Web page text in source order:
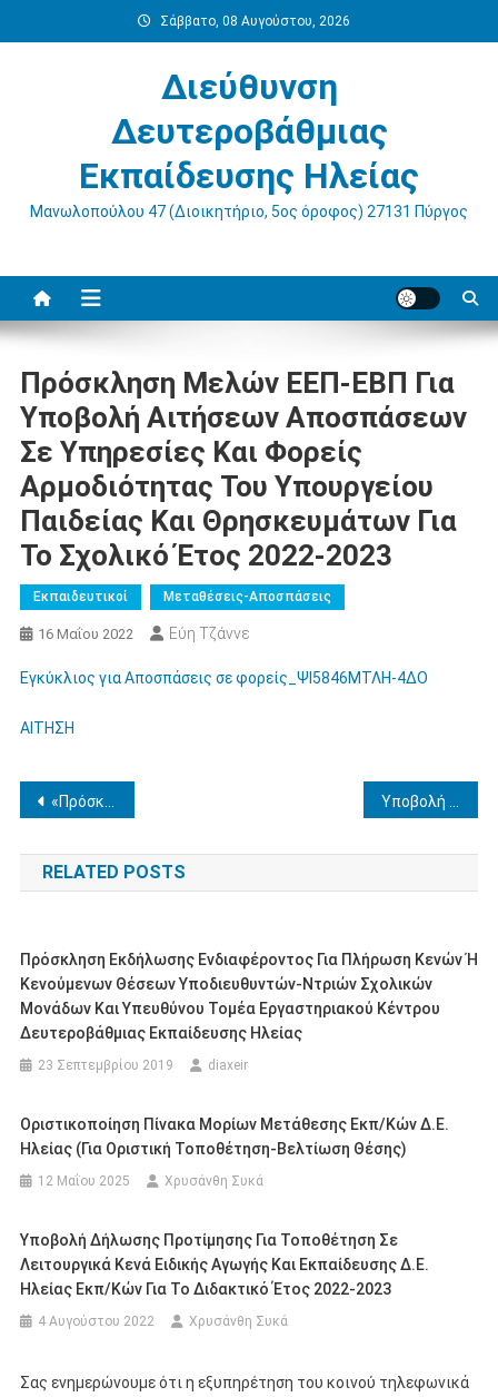
στο
Σάββατο, 08 Αυγούστου, 2026
Διεύθυνση
Δευτεροβάθμιας
Εκπαίδευσης Ηλείας
Μανωλοπούλου 47 (Διοικητήριο, 5ος όροφος) 27131 Πύργος
Πρόσκληση Μελών ΕΕΠ-ΕΒΠ Για
Υποβολή Αιτήσεων Αποσπάσεων
Σε Υπηρεσίες Και Φορείς
Αρμοδιότητας Του Υπουργείου
Παιδείας Και Θρησκευμάτων Για
Το Σχολικό Έτος 2022-2023
Εκπαιδευτικοί Μεταθέσεις-Αποσπάσεις
16 Μαΐου 2022 Εύη Τζάννε
Εγκύκλιος για Αποσπάσεις σε φορείς_ΨΙ5846ΜΤΛΗ-4ΔΟ
ΑΙΤΗΣΗ
Πλοήγηση
άρθρων
«Πρόσκληση εκδήλωσης ενδιαφέροντος για την απόσπαση τριών (3) εκπ/κών κλ. ΠΕ78, στο Γραφείο Νομικής Υποστήριξης της Αυτοτελούς Διεύθυνσης Διοικητικής, Οικονομικής και Παιδαγωγικής Υποστήριξης της Περιφερειακής Δ/νσης Α/θμιας και Β/θμιας Εκπ/σης Ιονίων Νήσων
RELATED POSTS
Πρόσκληση Εκδήλωσης Ενδιαφέροντος Για Πλήρωση Κενών Ή
Κενούμενων Θέσεων Υποδιευθυντών-Ντριών Σχολικών
Μονάδων Και Υπευθύνου Τομέα Εργαστηριακού Κέντρου
Δευτεροβάθμιας Εκπαίδευσης Ηλείας
23 Σεπτεμβρίου 2019 diaxeir
Οριστικοποίηση Πίνακα Μορίων Μετάθεσης Εκπ/κών Δ.Ε.
Ηλείας (για Οριστική Τοποθέτηση-Βελτίωση Θέσης)
12 Μαΐου 2025 Χρυσάνθη Συκά
Υποβολή Δήλωσης Προτίμησης Για Τοποθέτηση Σε
Λειτουργικά Κενά Ειδικής Αγωγής Και Εκπαίδευσης Δ.Ε.
Ηλείας Εκπ/κών Για Το Διδακτικό Έτος 2022-2023
4 Αυγούστου 2022 Χρυσάνθη Συκά
Σας ενημερώνουμε ότι η εξυπηρέτηση του κοινού τηλεφωνικά